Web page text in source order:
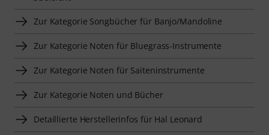
Zur Kategorie Songbücher für Banjo/Mandoline
Zur Kategorie Noten für Bluegrass-Instrumente
Zur Kategorie Noten für Saiteninstrumente
Zur Kategorie Noten und Bücher
Detaillierte Herstellerinfos für Hal Leonard